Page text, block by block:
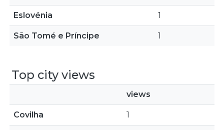
Eslovénia 1
São Tomé e Príncipe 1
Top city views
views
Covilha 1